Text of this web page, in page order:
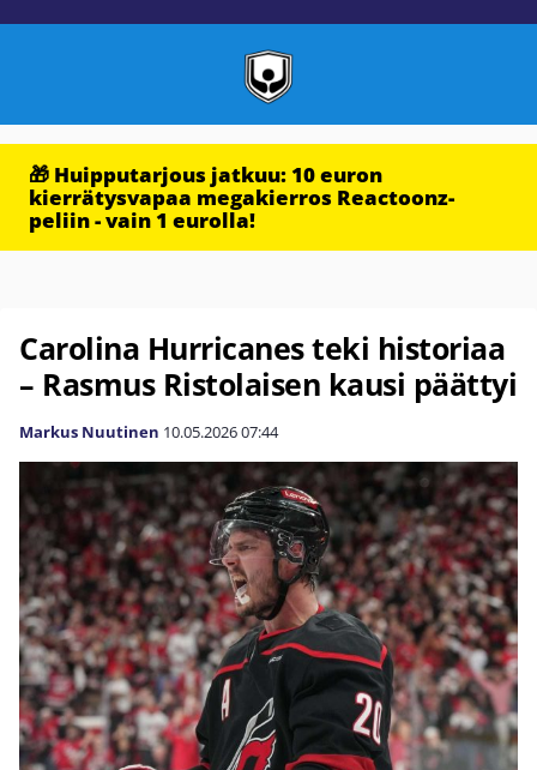
🎁 Huipputarjous jatkuu: 10 euron
kierrätysvapaa megakierros Reactoonz-
peliin - vain 1 eurolla!
Carolina Hurricanes teki historiaa
– Rasmus Ristolaisen kausi päättyi
Markus Nuutinen 10.05.202607:44